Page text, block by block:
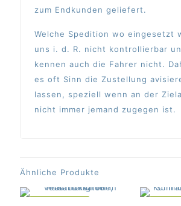
zum Endkunden geliefert.
Welche Spedition wo eingesetzt
uns i. d. R. nicht kontrollierbar
kennen auch die Fahrer nicht.
es oft Sinn die Zustellung
lassen, speziell wenn an der
nicht immer jemand zugegen ist.
Ähnliche Produkte